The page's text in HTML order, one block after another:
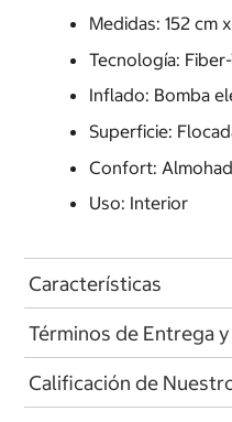
Medidas: 152 cm
Tecnología:
Inflado: Bomba
Superficie:
Confort:
Uso: Interior
Características
Términos de Entrega
Calificación de